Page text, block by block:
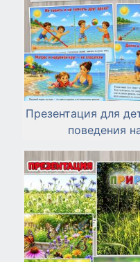
Презентация для
поведения